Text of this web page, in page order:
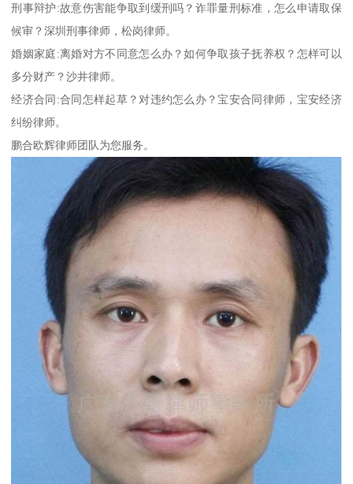
刑事辩护:故意伤害能争取到缓刑吗？诈罪量刑标准，怎么申请取保
候审？深圳刑事律师，松岗律师。
婚姻家庭:离婚对方不同意怎么办？如何争取孩子抚养权？怎样可以
多分财产？沙井律师。
经济合同:合同怎样起草？对违约怎么办？宝安合同律师，宝安经济
纠纷律师。
鹏合欧辉律师团队为您服务。